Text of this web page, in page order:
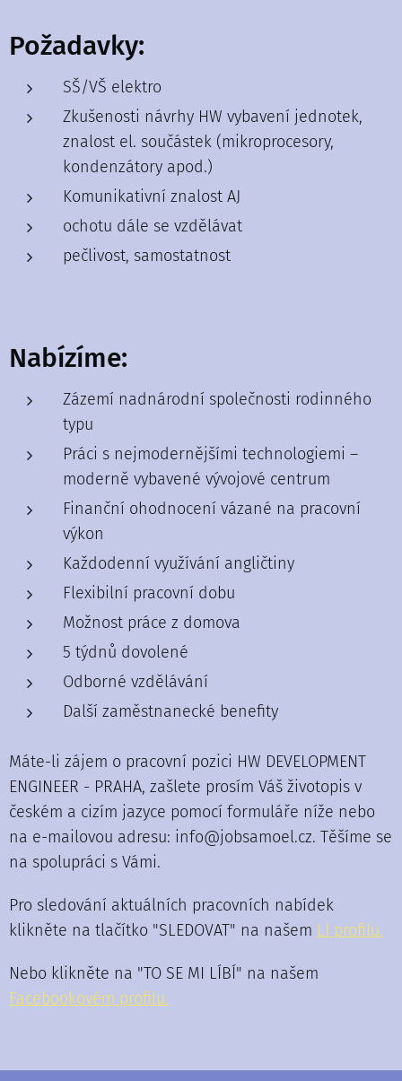
Požadavky:
SŠ/VŠ elektro
Zkušenosti návrhy HW vybavení jednotek,
znalost el. součástek (mikroprocesory,
kondenzátory apod.)
Komunikativní znalost AJ
ochotu dále se vzdělávat
pečlivost, samostatnost
Nabízíme:
Zázemí nadnárodní společnosti rodinného
typu
Práci s nejmodernějšími technologiemi –
moderně vybavené vývojové centrum
Finanční ohodnocení vázané na pracovní
výkon
Každodenní využívání angličtiny
Flexibilní pracovní dobu
Možnost práce z domova
5 týdnů dovolené
Odborné vzdělávání
Další zaměstnanecké benefity
Máte-li zájem o pracovní pozici HW DEVELOPMENT
ENGINEER - PRAHA, zašlete prosím Váš životopis v
českém a cizím jazyce pomocí formuláře níže nebo
na e-mailovou adresu: info@jobsamoel.cz. Těšíme se
na spolupráci s Vámi.
Pro sledování aktuálních pracovních nabídek
klikněte na tlačítko "SLEDOVAT" na našem LI profilu.
Nebo klikněte na "TO SE MI LÍBÍ" na našem
Facebookovém profilu.